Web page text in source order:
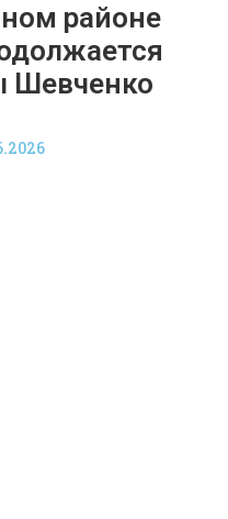
районе
Шевченко